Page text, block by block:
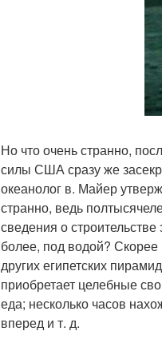
Но что очень странно,
силы США сразу же
океанолог в. Майер
странно, ведь
сведения о
более, под водой? Скорее
других египетских
приобретает целебные
еда; несколько часов
вперед и т. д.